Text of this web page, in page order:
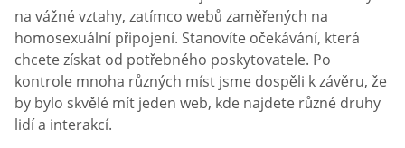
na vážné vztahy, zatímco webů zaměřených na
homosexuální připojení. Stanovíte očekávání, která
chcete získat od potřebného poskytovatele. Po
kontrole mnoha různých míst jsme dospěli k závěru, že
by bylo skvělé mít jeden web, kde najdete různé druhy
lidí a interakcí.